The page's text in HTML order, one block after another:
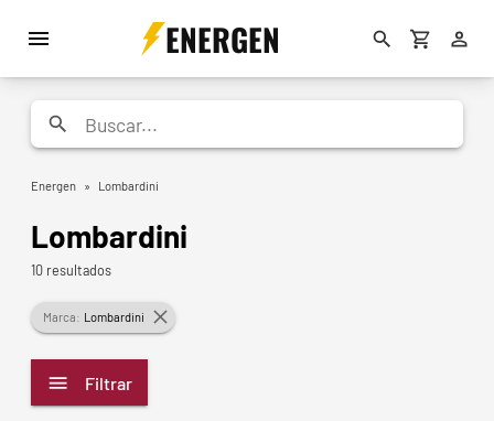
ENERGEN
Energen » Lombardini
Lombardini
10 resultados
Marca: Lombardini
Filtrar